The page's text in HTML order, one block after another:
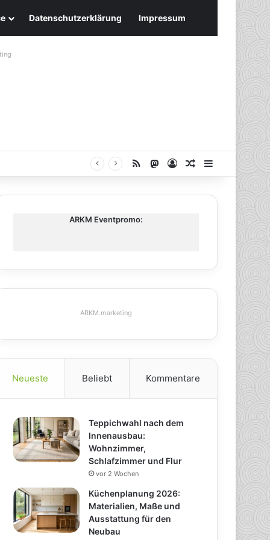
Datenschutzerklärung Impressum
RSS Mastodon
AnmeldenZufälliger
ARKM Eventpromo:
ARKM.marketing
Neueste Beliebt Kommentare
Teppichwahl nach dem
Innenausbau:
Wohnzimmer,
Schlafzimmer und Flur
vor 2 Wochen
Küchenplanung 2026:
Materialien, Maße und
Ausstattung für den
Neubau